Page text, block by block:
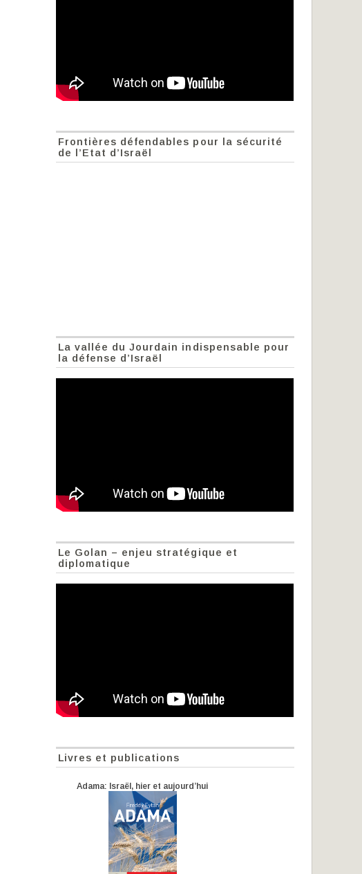
Frontières défendables pour la sécurité
de l’Etat d’Israël
La vallée du Jourdain indispensable pour
la défense d’Israël
Le Golan – enjeu stratégique et
diplomatique
Livres et publications
Adama: Israël, hier et aujourd’hui